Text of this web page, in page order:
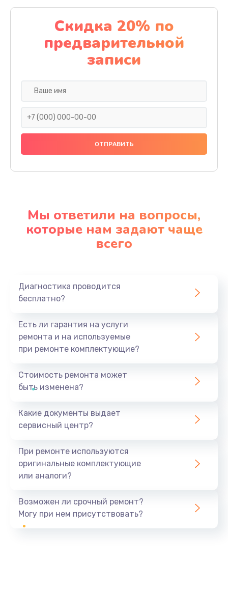
Скидка 20% по
предварительной
записи
Мы ответили на вопросы,
которые нам задают чаще
всего
Диагностика проводится
бесплатно?
Есть ли гарантия на услуги
ремонта и на используемые
при ремонте комплектующие?
Стоимость ремонта может
быть изменена?
Какие документы выдает
сервисный центр?
При ремонте используются
оригинальные комплектующие
или аналоги?
Возможен ли срочный ремонт?
Могу при нем присутствовать?